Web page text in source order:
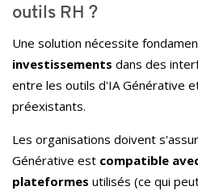
outils RH ?
Une solution nécessite
investissements dans des
entre les outils d'IA Générative
préexistants.
Les organisations doivent
Générative est compatible
plateformes utilisés (ce qui